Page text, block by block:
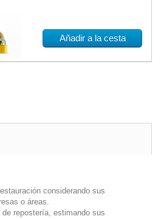
Añadir a la cesta
considerando sus
o áreas.
repostería, estimando sus